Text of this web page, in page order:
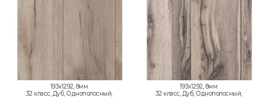
193x1292, 8мм
32 класс, Дуб, Однополосный,
193x1292, 8мм
32 класс, Дуб, Однополосный,